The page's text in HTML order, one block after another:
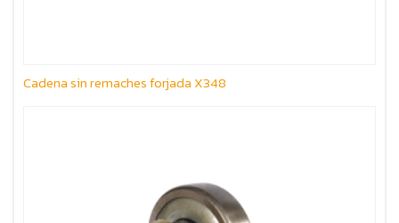
Cadena sin remaches forjada X348